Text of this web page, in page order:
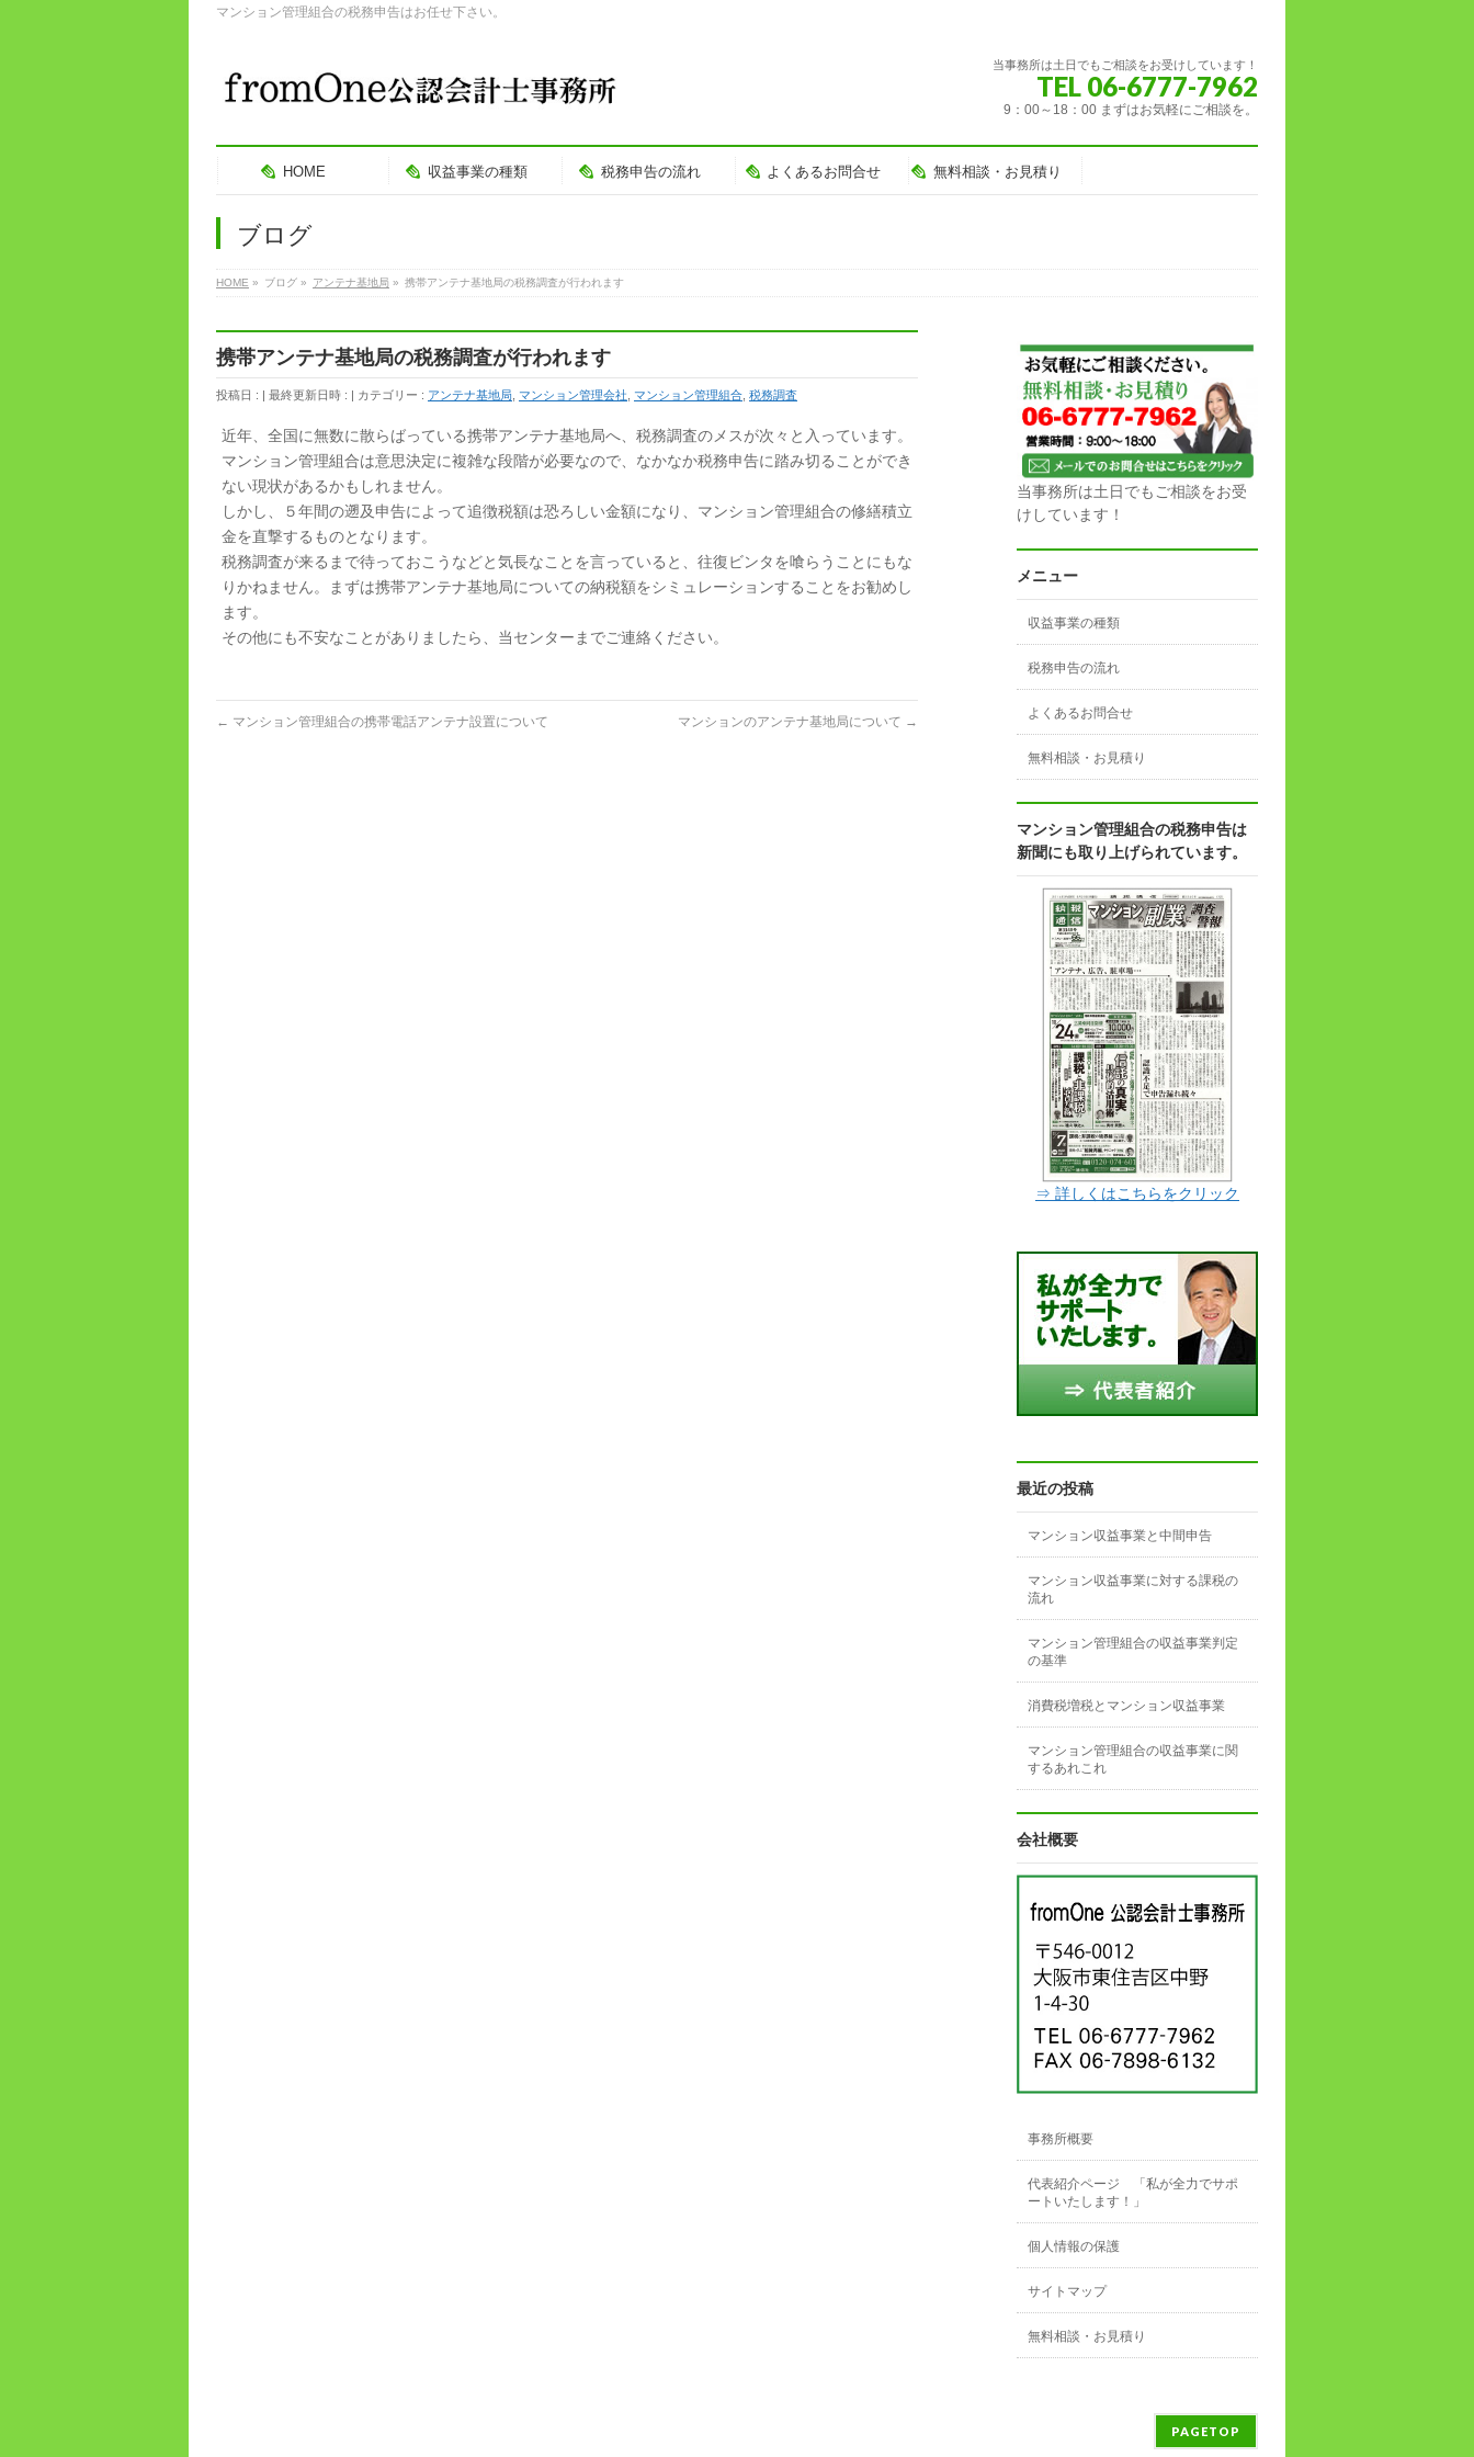
マンション管理組合の税務申告はお任せ下さい。
当事務所は土日でもご相談をお受けしています！
TEL 06-6777-7962
9：00～18：00 まずはお気軽にご相談を。
HOME 収益事業の種類 税務申告の流れ よくあるお問合せ 無料相談・お見積り
ブログ
HOME » ブログ » アンテナ基地局 » 携帯アンテナ基地局の税務調査が行われます
携帯アンテナ基地局の税務調査が行われます
投稿日 : 最終更新日時 : カテゴリー : アンテナ基地局 マンション管理会社 マンション管理組合 税務調査
近年、全国に無数に散らばっている携帯アンテナ基地局へ、税務調査のメスが次々と入っています。
マンション管理組合は意思決定に複雑な段階が必要なので、なかなか税務申告に踏み切ることができ
ない現状があるかもしれません。
しかし、５年間の遡及申告によって追徴税額は恐ろしい金額になり、マンション管理組合の修繕積立
金を直撃するものとなります。
税務調査が来るまで待っておこうなどと気長なことを言っていると、往復ビンタを喰らうことにもな
りかねません。まずは携帯アンテナ基地局についての納税額をシミュレーションすることをお勧めし
ます。
その他にも不安なことがありましたら、当センターまでご連絡ください。
← マンション管理組合の携帯電話アンテナ設置について マンションのアンテナ基地局について →
当事務所は土日でもご相談をお受
けしています！
メニュー
収益事業の種類
税務申告の流れ
よくあるお問合せ
無料相談・お見積り
マンション管理組合の税務申告は
新聞にも取り上げられています。
⇒ 詳しくはこちらをクリック
最近の投稿
マンション収益事業と中間申告
マンション収益事業に対する課税の
流れ
マンション管理組合の収益事業判定
の基準
消費税増税とマンション収益事業
マンション管理組合の収益事業に関
するあれこれ
会社概要
事務所概要
代表紹介ページ 「私が全力でサポ
ートいたします！」
個人情報の保護
サイトマップ
無料相談・お見積り
PAGETOP